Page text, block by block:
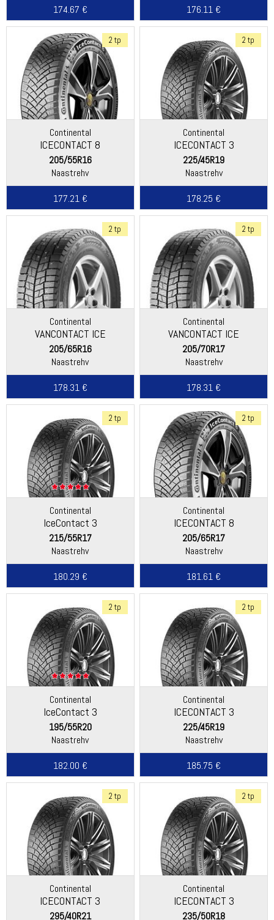
174.67 €
176.11 €
2 tp
Continental
ICECONTACT 8
205/55R16
Naastrehv
177.21 €
2 tp
Continental
ICECONTACT 3
225/45R19
Naastrehv
178.25 €
2 tp
Continental
VANCONTACT ICE
205/65R16
Naastrehv
178.31 €
2 tp
Continental
VANCONTACT ICE
205/70R17
Naastrehv
178.31 €
2 tp
Continental
IceContact 3
215/55R17
Naastrehv
180.29 €
2 tp
Continental
ICECONTACT 8
205/65R17
Naastrehv
181.61 €
2 tp
Continental
IceContact 3
195/55R20
Naastrehv
182.00 €
2 tp
Continental
ICECONTACT 3
225/45R19
Naastrehv
185.75 €
2 tp
Continental
ICECONTACT 3
295/40R21
2 tp
Continental
ICECONTACT 3
235/50R18